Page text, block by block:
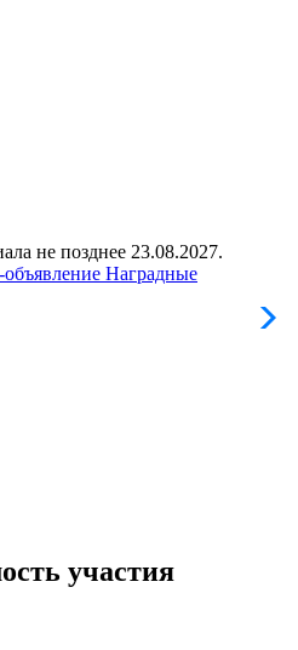
не позднее 23.08.2027.
Наградные
участия